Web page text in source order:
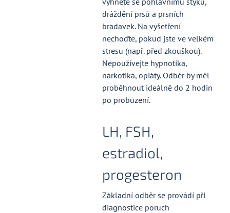
dráždění prsů a prsních
bradavek. Na vyšetření
nechoďte, pokud jste ve velkém
stresu (např. před zkouškou).
Nepoužívejte hypnotika,
narkotika, opiáty. Odběr by měl
proběhnout ideálně do 2 hodin
po probuzení.
LH, FSH,
estradiol,
progesteron
Základní odběr se provádí při
diagnostice poruch